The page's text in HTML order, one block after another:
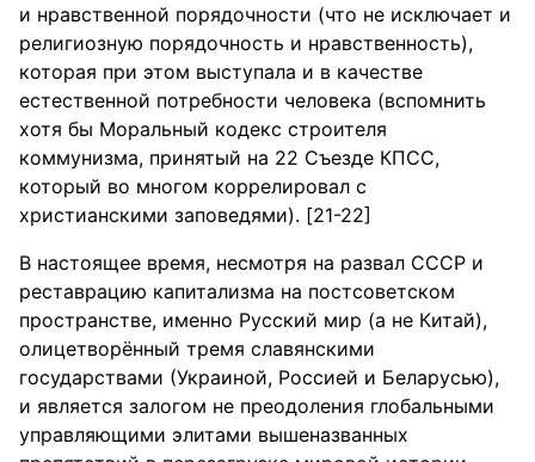
и нравственной порядочности (что не исключает и
религиозную порядочность и нравственность),
которая при этом выступала и в качестве
естественной потребности человека (вспомнить
хотя бы Моральный кодекс строителя
коммунизма, принятый на 22 Съезде КПСС,
который во многом коррелировал с
христианскими заповедями). [21-22]
В настоящее время, несмотря на развал СССР и
реставрацию капитализма на постсоветском
пространстве, именно Русский мир (а не Китай),
олицетворённый тремя славянскими
государствами (Украиной, Россией и Беларусью),
и является залогом не преодоления глобальными
управляющими элитами вышеназванных